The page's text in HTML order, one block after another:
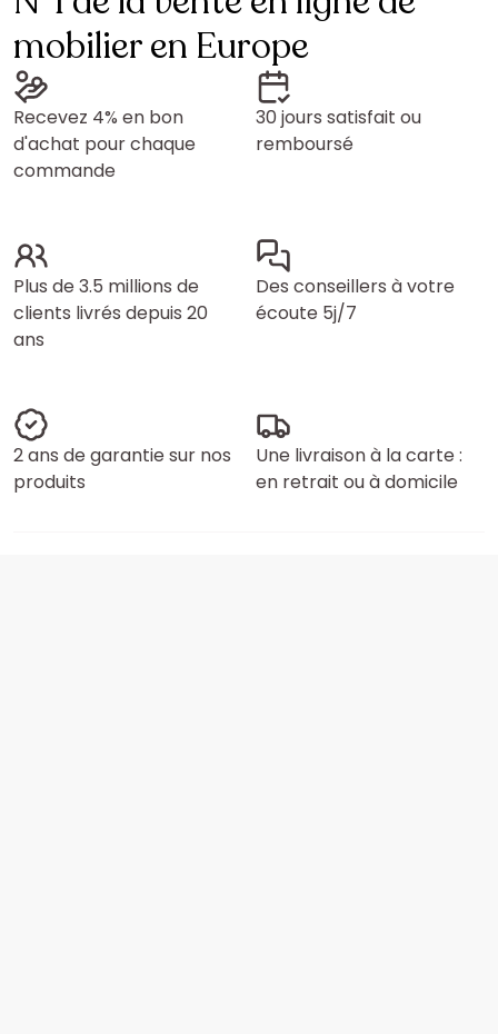
mobilier en Europe
Recevez 4% en bon
d'achat pour chaque
commande
30 jours satisfait ou
remboursé
Plus de 3.5 millions de
clients livrés depuis 20
ans
Des conseillers à votre
écoute 5j/7
2 ans de garantie sur nos
produits
Une livraison à la carte :
en retrait ou à domicile